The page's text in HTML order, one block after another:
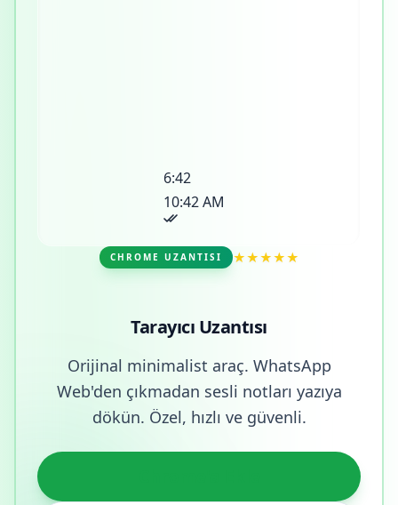
6:42
10:42 AM
CHROME UZANTISI ★★★★★
Tarayıcı Uzantısı
Orijinal minimalist araç. WhatsApp
Web'den çıkmadan sesli notları yazıya
dökün. Özel, hızlı ve güvenli.